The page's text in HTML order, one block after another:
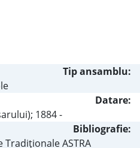
Tip ansamblu:
Datare:
1884 -
Bibliografie:
Tradiţionale ASTRA